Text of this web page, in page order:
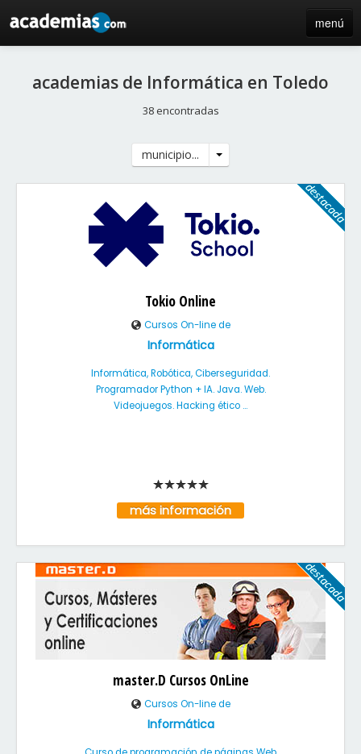
menú
blog
iniciar sesión / registro de centros
academias de Informática en Toledo
38 encontradas
municipio...
Tokio Online
Cursos On-line de
Informática
Informática, Robótica, Ciberseguridad.
Programador Python + IA. Java. Web.
Videojuegos. Hacking ético ...
más información
master.D Cursos OnLine
Cursos On-line de
Informática